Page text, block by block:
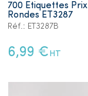
700 Etiquettes Prix
Rondes ET3287
Réf.: ET3287B
6,99 € HT